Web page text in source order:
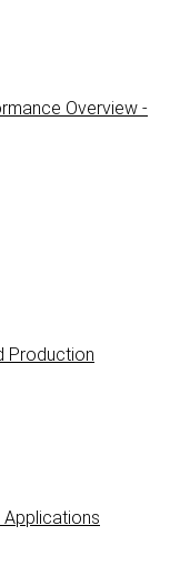
Overview -
Production
Applications